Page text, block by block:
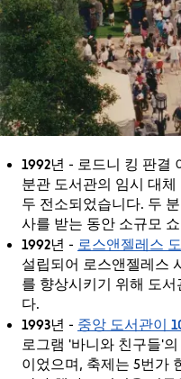
1992년 - 로드니 킹 판결
분관 도서관의 임시 대
두 전소되었습니다. 두
사를 받는 동안 소규모
1992년 - 로스앤젤레스
설립되어 로스앤젤레스
를 향상시키기 위해 도
다.
1993년 - 중앙 도서관이
로그램 '바니와 친구들'
이었으며, 축제는 5번가